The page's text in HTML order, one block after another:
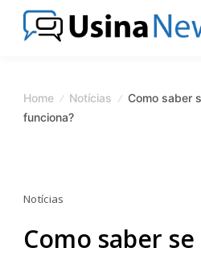
Skip
Magazine
Home Notícias
Como saber
funciona?
Notícias
Como saber